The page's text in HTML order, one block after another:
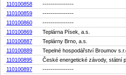
110100858
----------------
110100859
----------------
110100860
----------------
110100869
Teplárna Písek, a.s.
110100887
Teplárny Brno, a.s.
110100889
Tepelné hospodářství Broumov
110100895
České energetické závody, státní
110100897
----------------